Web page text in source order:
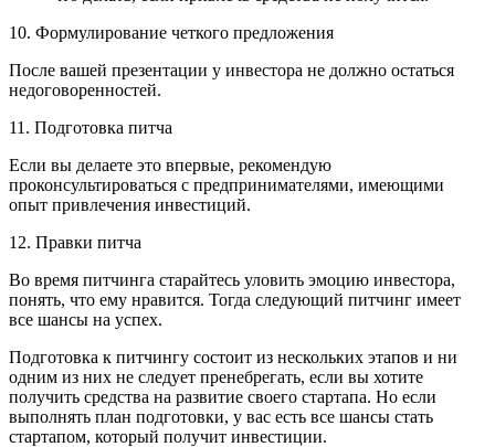
10. Формулирование четкого предложения
После вашей презентации у инвестора не должно остаться
недоговоренностей.
11. Подготовка питча
Если вы делаете это впервые, рекомендую
проконсультироваться с предпринимателями, имеющими
опыт привлечения инвестиций.
12. Правки питча
Во время питчинга старайтесь уловить эмоцию инвестора,
понять, что ему нравится. Тогда следующий питчинг имеет
все шансы на успех.
Подготовка к питчингу состоит из нескольких этапов и ни
одним из них не следует пренебрегать, если вы хотите
получить средства на развитие своего стартапа. Но если
выполнять план подготовки, у вас есть все шансы стать
стартапом, который получит инвестиции.